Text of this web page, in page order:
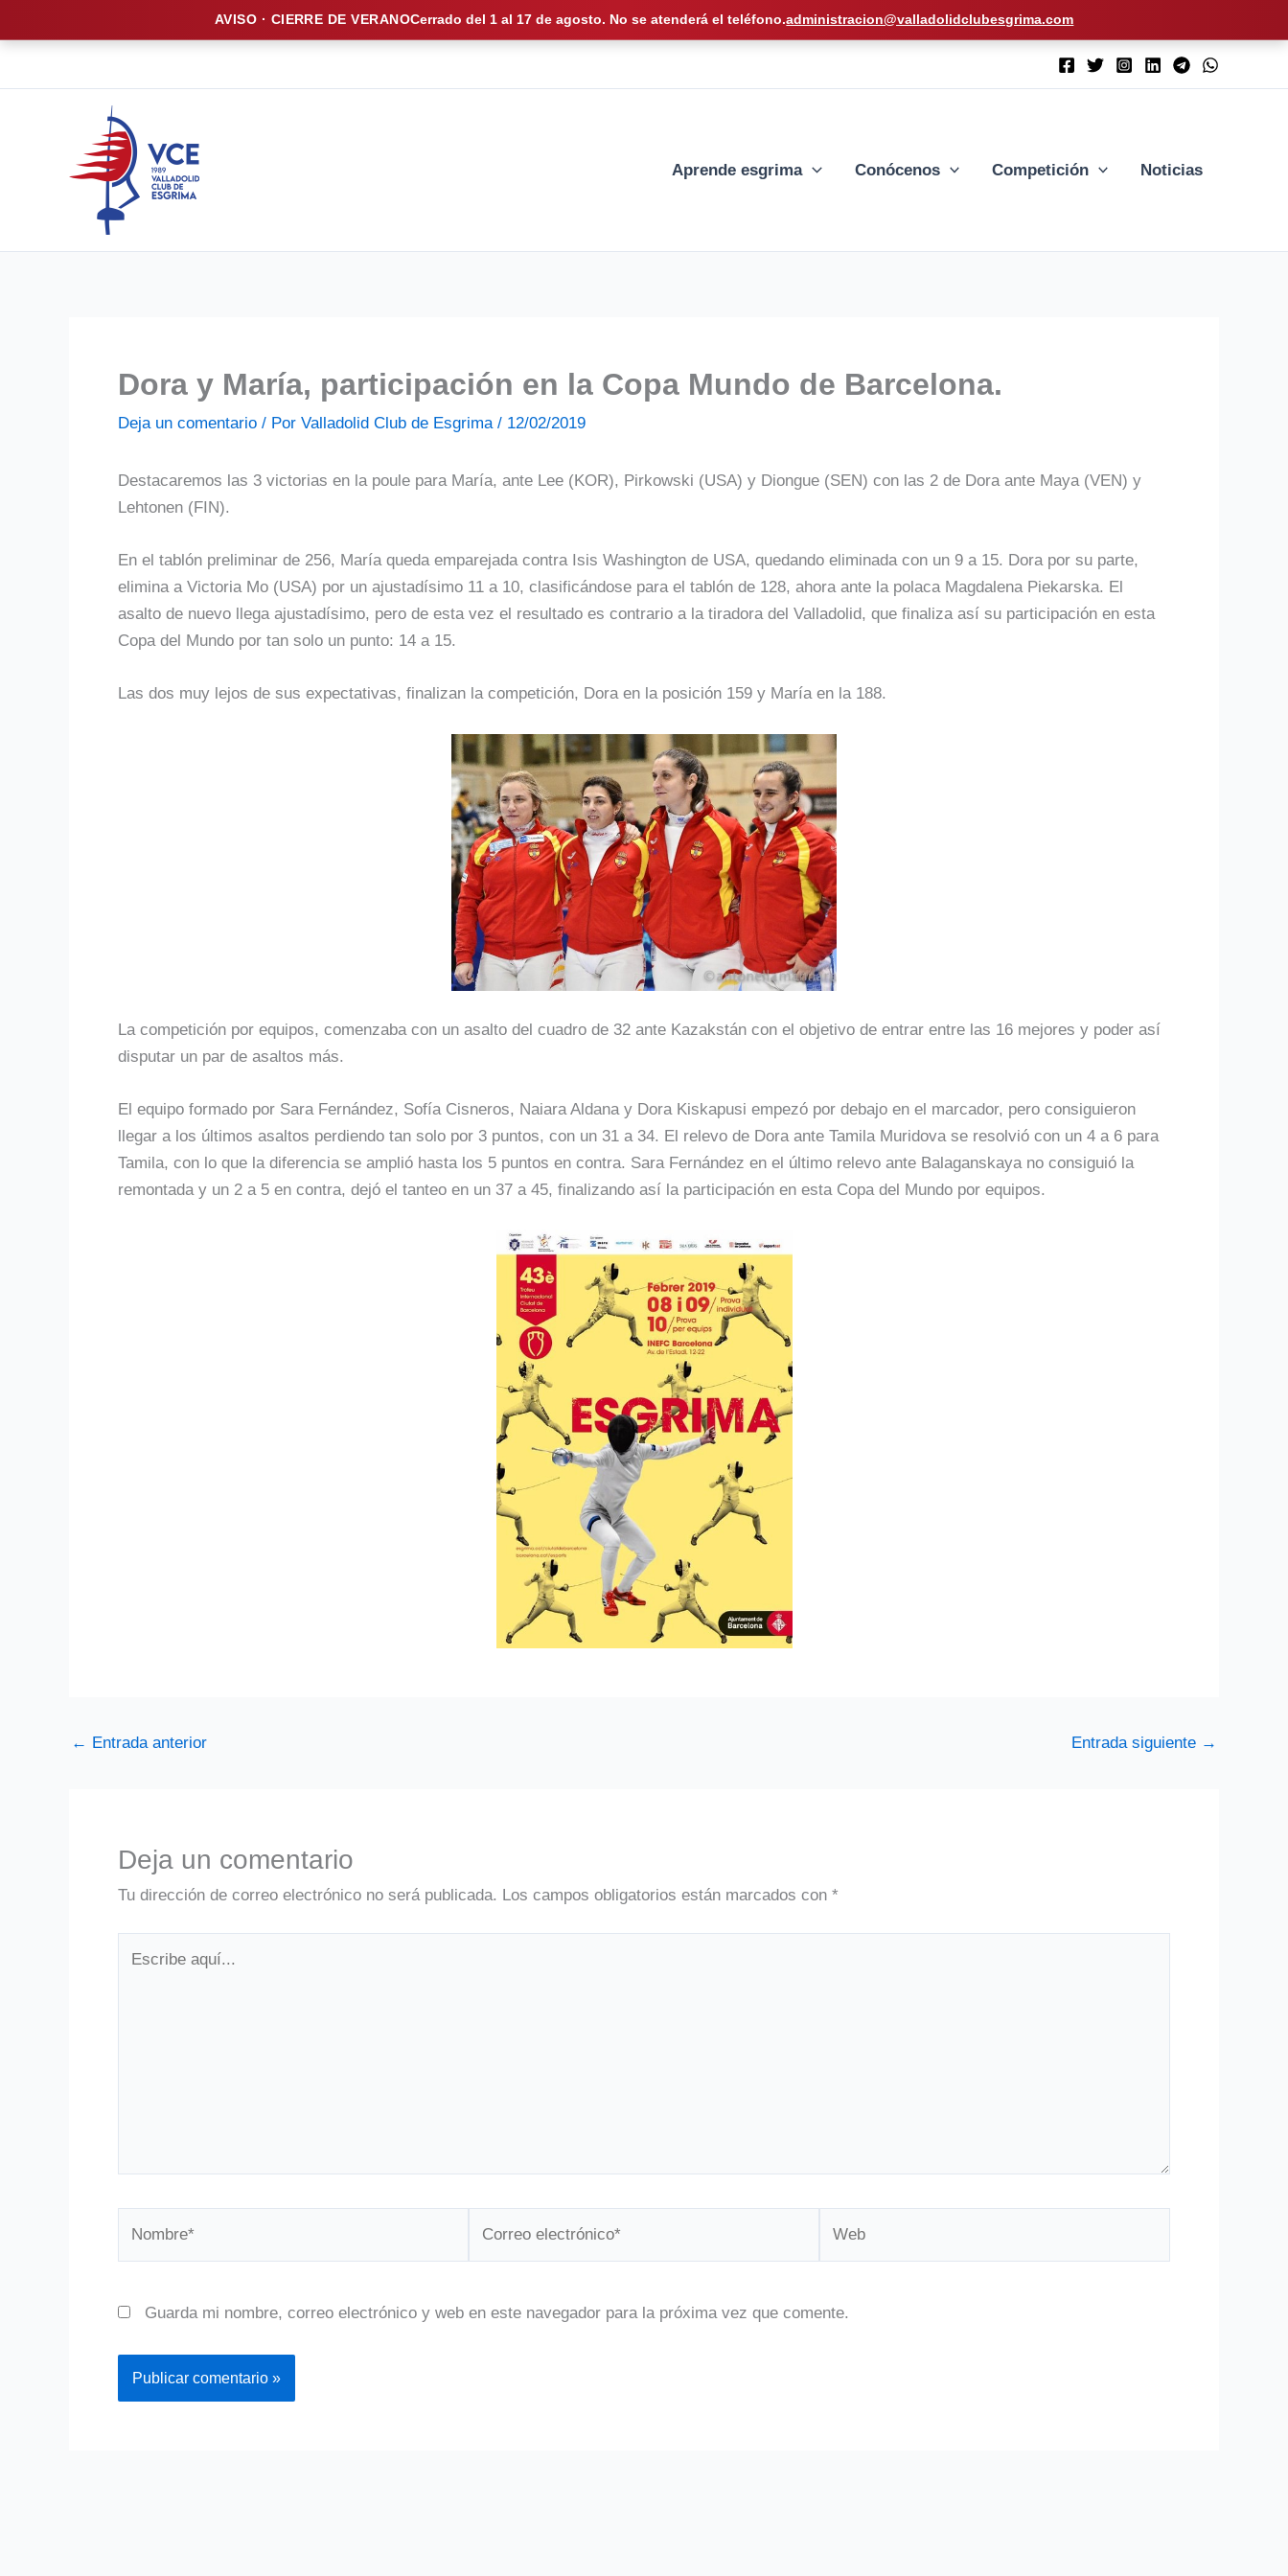
AVISO · CIERRE DE VERANOCerrado del 1 al 17 de agosto. No se atenderá el teléfono.administracion@valladolidclubesgrima.com
Aprende esgrima Conócenos Competición Noticias
Dora y María, participación en la Copa Mundo de Barcelona.
Deja un comentario / Por Valladolid Club de Esgrima / 12/02/2019
Destacaremos las 3 victorias en la poule para María, ante Lee (KOR), Pirkowski (USA) y Diongue (SEN) con las 2 de Dora ante Maya (VEN) y
Lehtonen (FIN).
En el tablón preliminar de 256, María queda emparejada contra Isis Washington de USA, quedando eliminada con un 9 a 15. Dora por su parte,
elimina a Victoria Mo (USA) por un ajustadísimo 11 a 10, clasificándose para el tablón de 128, ahora ante la polaca Magdalena Piekarska. El
asalto de nuevo llega ajustadísimo, pero de esta vez el resultado es contrario a la tiradora del Valladolid, que finaliza así su participación en esta
Copa del Mundo por tan solo un punto: 14 a 15.
Las dos muy lejos de sus expectativas, finalizan la competición, Dora en la posición 159 y María en la 188.
La competición por equipos, comenzaba con un asalto del cuadro de 32 ante Kazakstán con el objetivo de entrar entre las 16 mejores y poder así
disputar un par de asaltos más.
El equipo formado por Sara Fernández, Sofía Cisneros, Naiara Aldana y Dora Kiskapusi empezó por debajo en el marcador, pero consiguieron
llegar a los últimos asaltos perdiendo tan solo por 3 puntos, con un 31 a 34. El relevo de Dora ante Tamila Muridova se resolvió con un 4 a 6 para
Tamila, con lo que la diferencia se amplió hasta los 5 puntos en contra. Sara Fernández en el último relevo ante Balaganskaya no consiguió la
remontada y un 2 a 5 en contra, dejó el tanteo en un 37 a 45, finalizando así la participación en esta Copa del Mundo por equipos.
← Entrada anterior Entrada siguiente →
Deja un comentario
Tu dirección de correo electrónico no será publicada. Los campos obligatorios están marcados con *
Guarda mi nombre, correo electrónico y web en este navegador para la próxima vez que comente.